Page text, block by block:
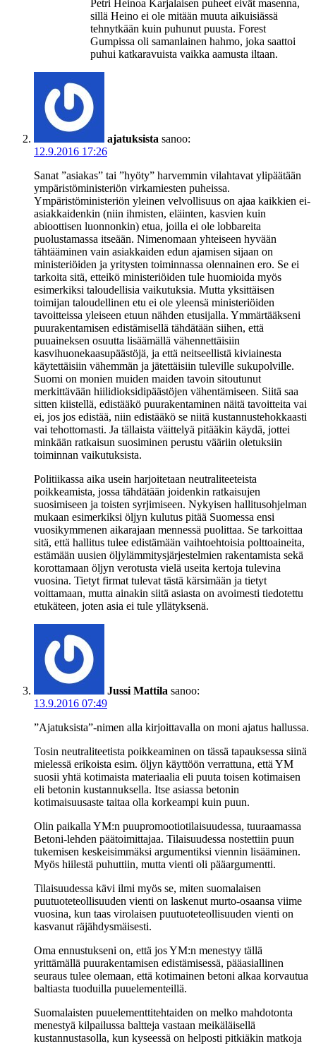
Petri Heinoa Karjalaisen puheet eivät masenna,
sillä Heino ei ole mitään muuta aikuisiässä
tehnytkään kuin puhunut puusta. Forest
Gumpissa oli samanlainen hahmo, joka saattoi
puhui katkaravuista vaikka aamusta iltaan.
ajatuksista sanoo:
12.9.2016 17:26
Sanat ”asiakas” tai ”hyöty” harvemmin vilahtavat ylipäätään
ympäristöministeriön virkamiesten puheissa.
Ympäristöministeriön yleinen velvollisuus on ajaa kaikkien ei-
asiakkaidenkin (niin ihmisten, eläinten, kasvien kuin
abioottisen luonnonkin) etua, joilla ei ole lobbareita
puolustamassa itseään. Nimenomaan yhteiseen hyvään
tähtääminen vain asiakkaiden edun ajamisen sijaan on
ministeriöiden ja yritysten toiminnassa olennainen ero. Se ei
tarkoita sitä, etteikö ministeriöiden tule huomioida myös
esimerkiksi taloudellisia vaikutuksia. Mutta yksittäisen
toimijan taloudellinen etu ei ole yleensä ministeriöiden
tavoitteissa yleiseen etuun nähden etusijalla. Ymmärtääkseni
puurakentamisen edistämisellä tähdätään siihen, että
puuaineksen osuutta lisäämällä vähennettäisiin
kasvihuonekaasupäästöjä, ja että neitseellistä kiviainesta
käytettäisiin vähemmän ja jätettäisiin tuleville sukupolville.
Suomi on monien muiden maiden tavoin sitoutunut
merkittävään hiilidioksidipäästöjen vähentämiseen. Siitä saa
sitten kiistellä, edistääkö puurakentaminen näitä tavoitteita vai
ei, jos jos edistää, niin edistääkö se niitä kustannustehokkaasti
vai tehottomasti. Ja tällaista väittelyä pitääkin käydä, jottei
minkään ratkaisun suosiminen perustu vääriin oletuksiin
toiminnan vaikutuksista.
Politiikassa aika usein harjoitetaan neutraliteeteista
poikkeamista, jossa tähdätään joidenkin ratkaisujen
suosimiseen ja toisten syrjimiseen. Nykyisen hallitusohjelman
mukaan esimerkiksi öljyn kulutus pitää Suomessa ensi
vuosikymmenen aikarajaan mennessä puolittaa. Se tarkoittaa
sitä, että hallitus tulee edistämään vaihtoehtoisia polttoaineita,
estämään uusien öljylämmitysjärjestelmien rakentamista sekä
korottamaan öljyn verotusta vielä useita kertoja tulevina
vuosina. Tietyt firmat tulevat tästä kärsimään ja tietyt
voittamaan, mutta ainakin siitä asiasta on avoimesti tiedotettu
etukäteen, joten asia ei tule yllätyksenä.
Jussi Mattila sanoo:
13.9.2016 07:49
”Ajatuksista”-nimen alla kirjoittavalla on moni ajatus hallussa.
Tosin neutraliteetista poikkeaminen on tässä tapauksessa siinä
mielessä erikoista esim. öljyn käyttöön verrattuna, että YM
suosii yhtä kotimaista materiaalia eli puuta toisen kotimaisen
eli betonin kustannuksella. Itse asiassa betonin
kotimaisuusaste taitaa olla korkeampi kuin puun.
Olin paikalla YM:n puupromootiotilaisuudessa, tuuraamassa
Betoni-lehden päätoimittajaa. Tilaisuudessa nostettiin puun
tukemisen keskeisimmäksi argumentiksi viennin lisääminen.
Myös hiilestä puhuttiin, mutta vienti oli pääargumentti.
Tilaisuudessa kävi ilmi myös se, miten suomalaisen
puutuoteteollisuuden vienti on laskenut murto-osaansa viime
vuosina, kun taas virolaisen puutuoteteollisuuden vienti on
kasvanut räjähdysmäisesti.
Oma ennustukseni on, että jos YM:n menestyy tällä
yrittämällä puurakentamisen edistämisessä, pääasiallinen
seuraus tulee olemaan, että kotimainen betoni alkaa korvautua
baltiasta tuoduilla puuelementeillä.
Suomalaisten puuelementtitehtaiden on melko mahdotonta
menestyä kilpailussa baltteja vastaan meikäläisellä
kustannustasolla, kun kyseessä on helposti pitkiäkin matkoja